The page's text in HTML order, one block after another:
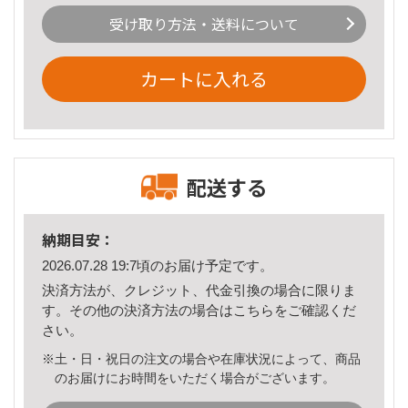
受け取り方法・送料について
カートに入れる
配送する
納期目安：
2026.07.28 19:7頃のお届け予定です。
決済方法が、クレジット、代金引換の場合に限りま
す。その他の決済方法の場合はこちら をご確認くだ
さい。
※土・日・祝日の注文の場合や在庫状況によって、商品
のお届けにお時間をいただく場合がございます。